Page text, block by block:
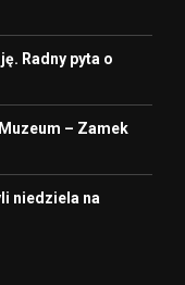
Radny pyta o
– Zamek
niedziela na